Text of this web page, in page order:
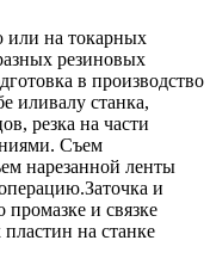
или на токарных
резиновых
в производство
иливалу станка,
резка на части
Съем
нарезанной ленты
и
и связке
на станке